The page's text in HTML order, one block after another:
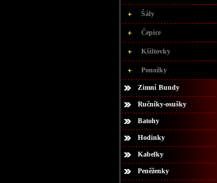
Šály
Čepice
Kšiltovky
Ponožky
Zimní Bundy
Ručníky-osušky
Batohy
Hodinky
Kabelky
Peněženky